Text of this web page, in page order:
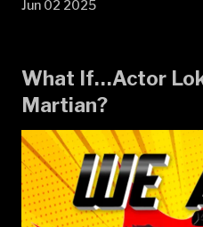
Jun 02 2025
What If…Actor
Martian?